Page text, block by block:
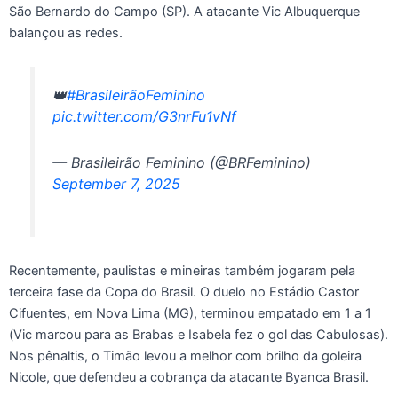
São Bernardo do Campo (SP). A atacante Vic Albuquerque
balançou as redes.
👑#BrasileirãoFeminino
pic.twitter.com/G3nrFu1vNf
— Brasileirão Feminino (@BRFeminino)
September 7, 2025
Recentemente, paulistas e mineiras também jogaram pela
terceira fase da Copa do Brasil. O duelo no Estádio Castor
Cifuentes, em Nova Lima (MG), terminou empatado em 1 a 1
(Vic marcou para as Brabas e Isabela fez o gol das Cabulosas).
Nos pênaltis, o Timão levou a melhor com brilho da goleira
Nicole, que defendeu a cobrança da atacante Byanca Brasil.